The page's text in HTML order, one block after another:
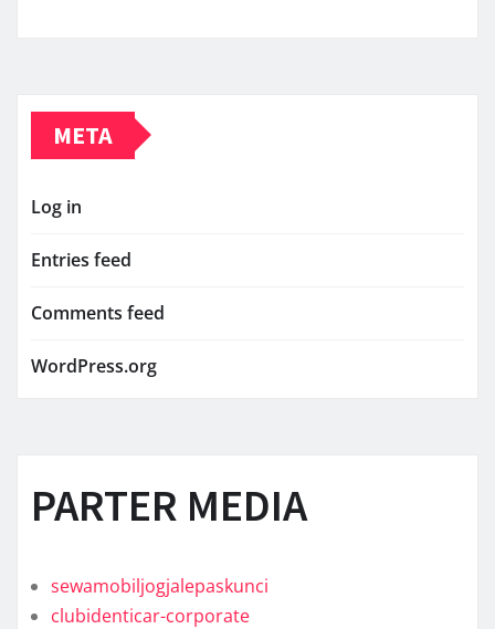
META
Log in
Entries feed
Comments feed
WordPress.org
PARTER MEDIA
sewamobiljogjalepaskunci
clubidenticar-corporate